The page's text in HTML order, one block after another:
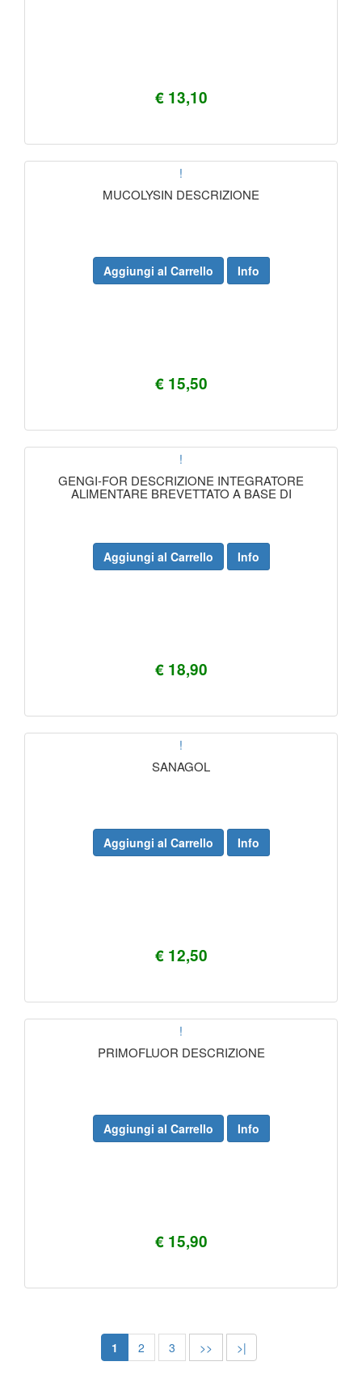
€ 13,10
!
MUCOLYSIN DESCRIZIONE
€ 15,50
Aggiungi al Carrello Info
!
GENGI-FOR DESCRIZIONE INTEGRATORE
ALIMENTARE BREVETTATO A BASE DI
€ 18,90
Aggiungi al Carrello Info
!
SANAGOL
€ 12,50
Aggiungi al Carrello Info
!
PRIMOFLUOR DESCRIZIONE
€ 15,90
Aggiungi al Carrello Info
1 2 3 >> >|